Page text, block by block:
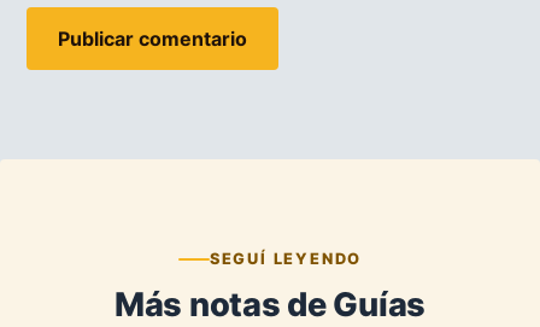
SEGUÍ LEYENDO
Más notas de Guías